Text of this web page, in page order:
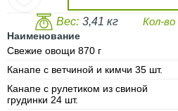
Вес: 3,41 кг Кол-во
Наименование
Свежие овощи 870 г
Канапе с ветчиной и кимчи 35 шт.
Канапе с рулетиком из свиной
грудинки 24 шт.